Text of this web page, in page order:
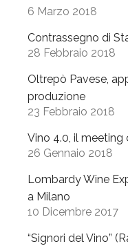
M
e
r
n
W
n
F
e
6 Marzo 2018
Contrassegno di
28 Febbraio 2018
Oltrepò Pavese,
produzione
23 Febbraio 2018
Vino 4.0, il meeting
26 Gennaio 2018
Lombardy Wine
a Milano
10 Dicembre 2017
“Signori del Vino”